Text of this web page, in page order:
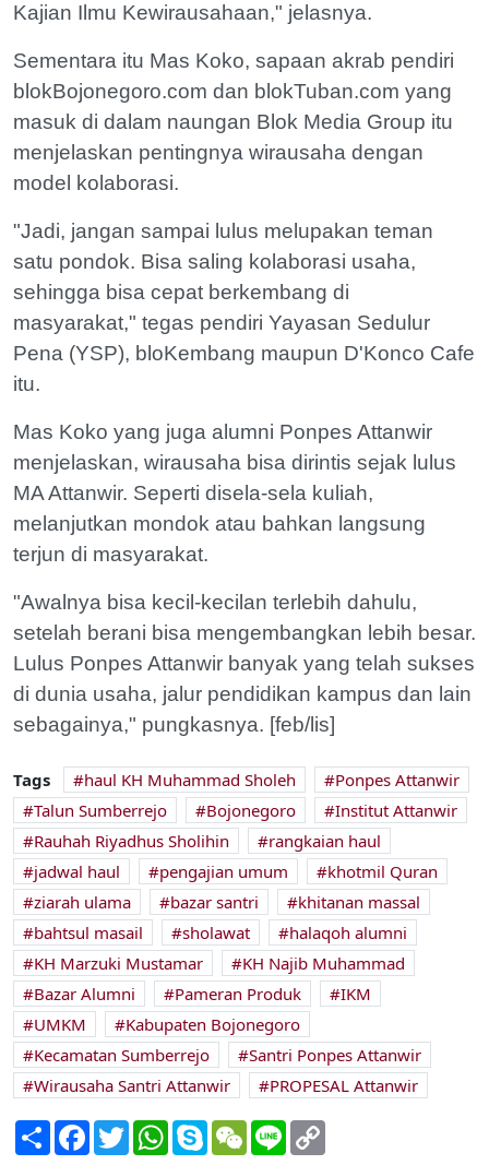
Kajian Ilmu Kewirausahaan," jelasnya.
Sementara itu Mas Koko, sapaan akrab pendiri
blokBojonegoro.com dan blokTuban.com yang
masuk di dalam naungan Blok Media Group itu
menjelaskan pentingnya wirausaha dengan
model kolaborasi.
"Jadi, jangan sampai lulus melupakan teman
satu pondok. Bisa saling kolaborasi usaha,
sehingga bisa cepat berkembang di
masyarakat," tegas pendiri Yayasan Sedulur
Pena (YSP), bloKembang maupun D'Konco Cafe
itu.
Mas Koko yang juga alumni Ponpes Attanwir
menjelaskan, wirausaha bisa dirintis sejak lulus
MA Attanwir. Seperti disela-sela kuliah,
melanjutkan mondok atau bahkan langsung
terjun di masyarakat.
"Awalnya bisa kecil-kecilan terlebih dahulu,
setelah berani bisa mengembangkan lebih besar.
Lulus Ponpes Attanwir banyak yang telah sukses
di dunia usaha, jalur pendidikan kampus dan lain
sebagainya," pungkasnya. [feb/lis]
Tags haul KH Muhammad Sholeh
Ponpes Attanwir
Talun Sumberrejo
Bojonegoro
Institut Attanwir
Rauhah Riyadhus Sholihin
rangkaian haul
jadwal haul
pengajian umum
khotmil Quran
ziarah ulama
bazar santri
khitanan massal
bahtsul masail
sholawat
halaqoh alumni
KH Marzuki Mustamar
KH Najib Muhammad
Bazar Alumni
Pameran Produk
IKM
UMKM
Kabupaten Bojonegoro
Kecamatan Sumberrejo
Santri Ponpes Attanwir
Wirausaha Santri Attanwir
PROPESAL Attanwir
Share Facebook
TwitterWhatsApp
SkypeWeChatLine